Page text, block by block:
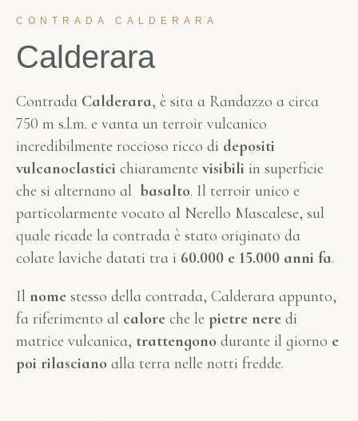
CONTRADA CALDERARA
Calderara
Contrada Calderara, è sita a Randazzo a circa
750 m s.l.m. e vanta un terroir vulcanico
incredibilmente roccioso ricco di depositi
vulcanoclastici chiaramente visibili in superficie
che si alternano al basalto. Il terroir unico e
particolarmente vocato al Nerello Mascalese, sul
quale ricade la contrada è stato originato da
colate laviche datati tra i 60.000 e 15.000 anni fa.
Il nome stesso della contrada, Calderara appunto,
fa riferimento al calore che le pietre nere di
matrice vulcanica, trattengono durante il giorno e
poi rilasciano alla terra nelle notti fredde.